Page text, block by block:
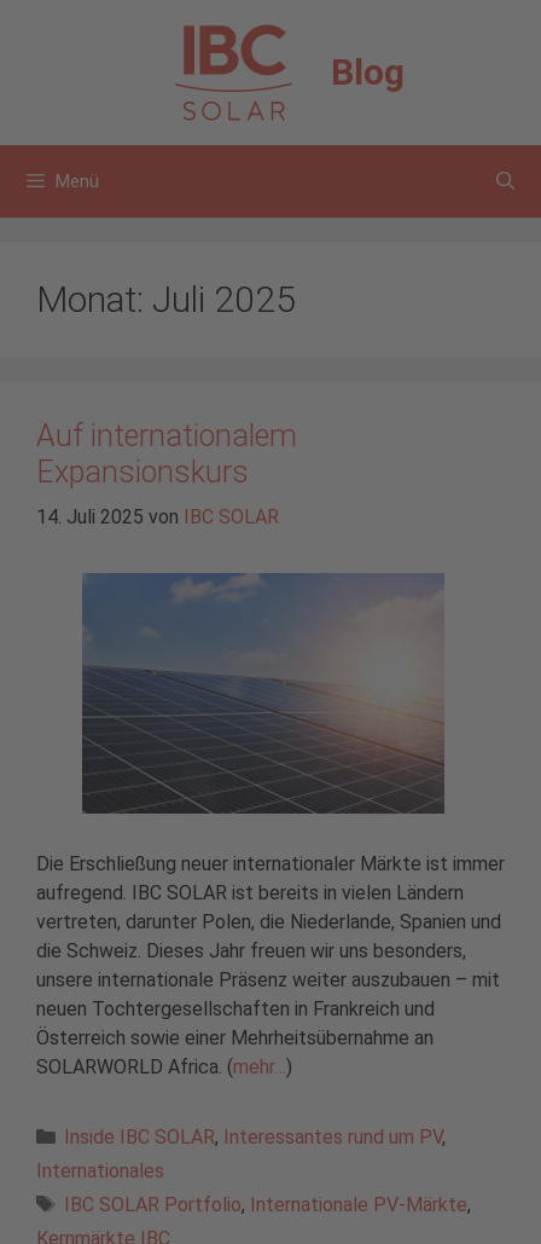
Blog
Menü
Monat: Juli 2025
Auf internationalem
Expansionskurs
14. Juli 2025 von IBC SOLAR
Die Erschließung neuer internationaler Märkte ist immer
aufregend. IBC SOLAR ist bereits in vielen Ländern
vertreten, darunter Polen, die Niederlande, Spanien und
die Schweiz. Dieses Jahr freuen wir uns besonders,
unsere internationale Präsenz weiter auszubauen – mit
neuen Tochtergesellschaften in Frankreich und
Österreich sowie einer Mehrheitsübernahme an
SOLARWORLD Africa. (mehr…)
Kategorien
Inside IBC SOLAR, Interessantes rund um PV,
Internationales
Schlagwörter
IBC SOLAR Portfolio, Internationale PV-Märkte,
Kernmärkte IBC